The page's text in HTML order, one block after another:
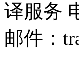
译服务
邮件：